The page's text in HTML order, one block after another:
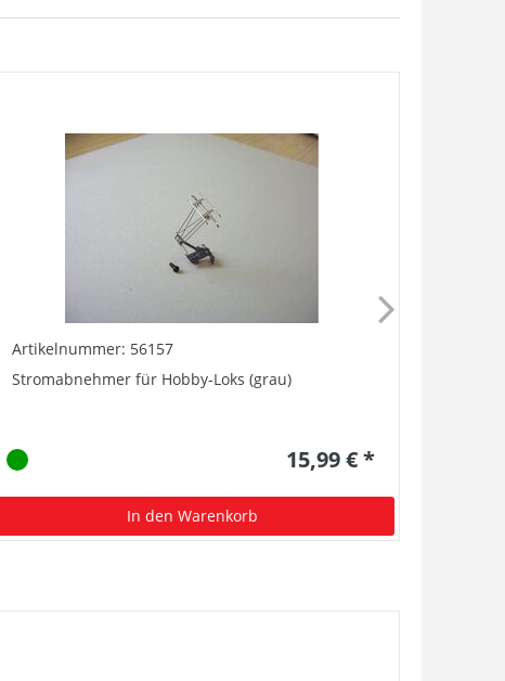
Artikelnummer: 56157
Stromabnehmer für Hobby-Loks (grau)
15,99 € *
In den Warenkorb